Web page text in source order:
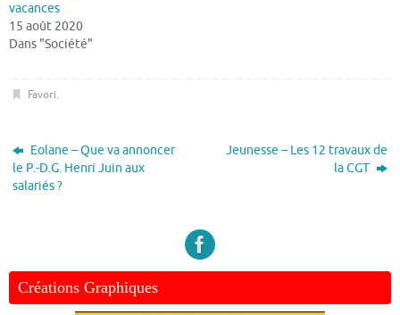
vacances
15 août 2020
Dans "Société"
Favori.
Eolane – Que va annoncer
le P.-D.G. Henri Juin aux
salariés ?
Jeunesse – Les 12 travaux de
la CGT
Créations Graphiques